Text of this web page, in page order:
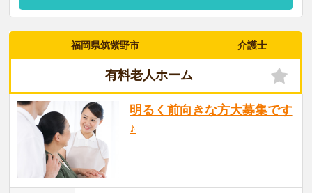
福岡県筑紫野市 介護士
有料老人ホーム
明るく前向きな方大募集です
♪